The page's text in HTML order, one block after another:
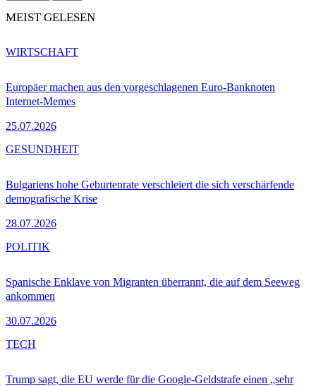
MEIST GELESEN
Europäer machen aus den vorgeschlagenen Euro-Banknoten
Internet-Memes
25.07.2026
WIRTSCHAFT
Bulgariens hohe Geburtenrate verschleiert die sich verschärfende
demografische Krise
28.07.2026
GESUNDHEIT
Spanische Enklave von Migranten überrannt, die auf dem Seeweg
ankommen
30.07.2026
POLITIK
Trump sagt, die EU werde für die Google-Geldstrafe einen „sehr
TECH